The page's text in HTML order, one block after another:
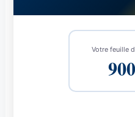
Votre feuille
900